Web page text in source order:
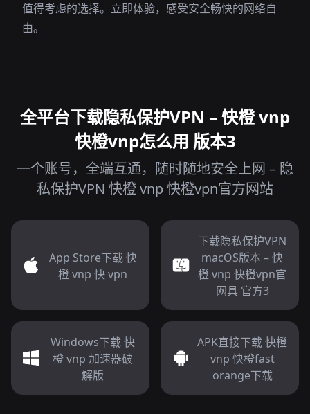
值得考虑的选择。立即体验，感受安全畅快的网络自
由。
全平台下载隐私保护VPN – 快橙 vnp
快橙vnp怎么用 版本3
一个账号，全端互通，随时随地安全上网 – 隐
私保护VPN 快橙 vnp 快橙vpn官方网站
App Store下载 快
橙 vnp 快 vpn
下载隐私保护VPN
macOS版本 – 快
橙 vnp 快橙vpn官
网具 官方3
Windows下载 快
橙 vnp 加速器破
解版
APK直接下载 快橙
vnp 快橙fast
orange下载